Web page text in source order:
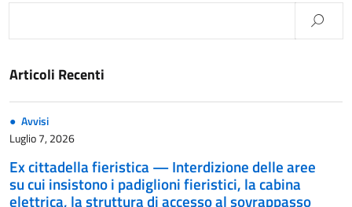
Articoli Recenti
Avvisi
Luglio 7, 2026
Ex cittadella fieristica — Interdizione delle aree
su cui insistono i padiglioni fieristici, la cabina
elettrica, la struttura di accesso al sovrappasso